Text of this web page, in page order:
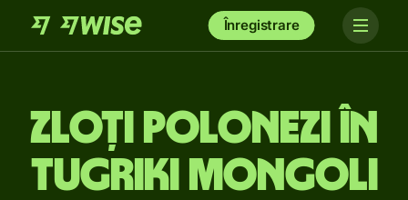
Înregistrare
Zloți polonezi în
tugriki mongoli